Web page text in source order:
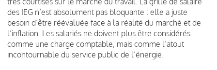
des IEG n’est absolument pas bloquante : elle a juste
besoin d’être réévaluée face à la réalité du marché et de
l’inflation. Les salariés ne doivent plus être considérés
comme une charge comptable, mais comme l’atout
incontournable du service public de l’énergie.